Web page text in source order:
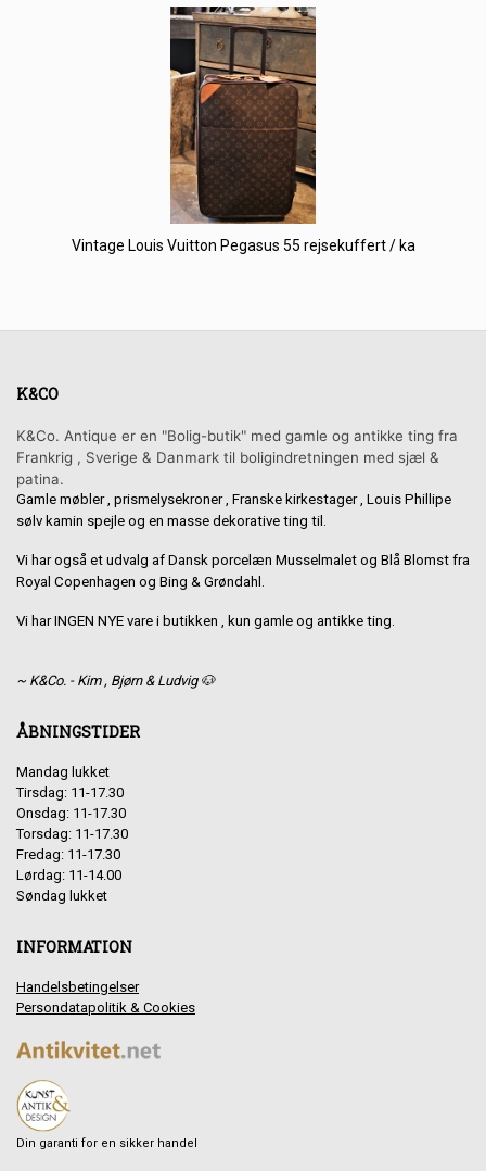
Vintage Louis Vuitton Pegasus 55 rejsekuffert / ka
K&CO
K&Co. Antique er en "Bolig-butik" med gamle og antikke ting fra
Frankrig , Sverige & Danmark til boligindretningen med sjæl &
patina.
Gamle møbler , prismelysekroner , Franske kirkestager , Louis Phillipe
sølv kamin spejle og en masse dekorative ting til.
Vi har også et udvalg af Dansk porcelæn Musselmalet og Blå Blomst fra
Royal Copenhagen og Bing & Grøndahl.
Vi har INGEN NYE vare i butikken , kun gamle og antikke ting.
~ K&Co. - Kim , Bjørn & Ludvig 🐶
ÅBNINGSTIDER
Mandag lukket
Tirsdag: 11-17.30
Onsdag: 11-17.30
Torsdag: 11-17.30
Fredag: 11-17.30
Lørdag: 11-14.00
Søndag lukket
INFORMATION
Handelsbetingelser
Persondatapolitik & Cookies
Din garanti for en sikker handel